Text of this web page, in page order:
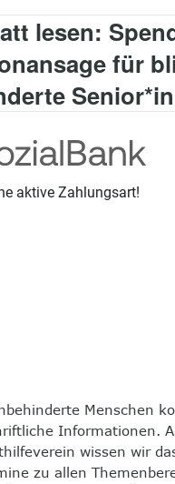
lesen:
für
Menschen
Informationen.
wissen wir
zu allen